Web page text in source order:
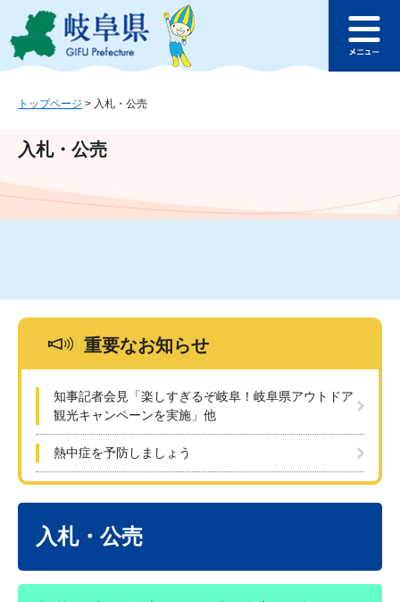
ジ
ュ
文
このページの本文へ
ュ
トップページ > 入札・公売
入札・公売
重要なお知らせ
知事記者会見「楽しすぎるぞ岐阜！岐阜県アウトドア
観光キャンペーンを実施」他
熱中症を予防しましょう
入札・公売